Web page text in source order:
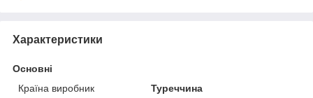
Характеристики
Основні
Країна виробник
Туреччина